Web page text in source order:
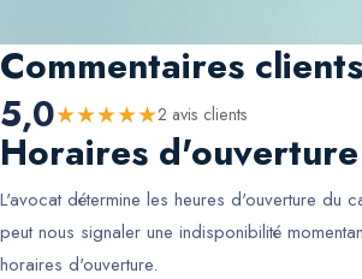
Commentaires clients
5,0★★★★★2 avis clients
Horaires d'ouverture
L'avocat détermine les heures d'ouverture du
peut nous signaler une indisponibilité
horaires d'ouverture.